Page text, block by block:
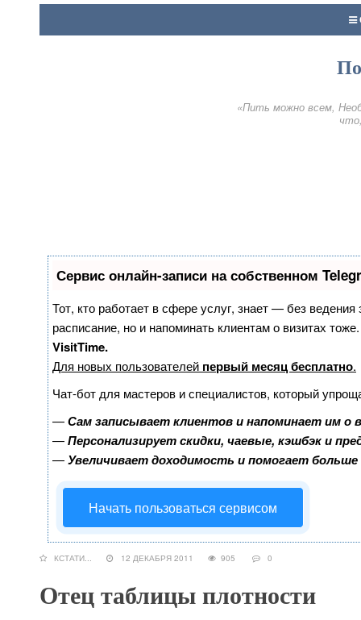
«Пить можно всем,
Сервис онлайн-записи на собственном
Тот, кто работает в сфере услуг, знает — без
расписание, но и напоминать клиентам о визитах
VisitTime.
Для новых пользователей первый месяц бесплатно.
Чат-бот для мастеров и специалистов, который
—Сам записывает клиентов и напоминает им о
—Персонализирует скидки, чаевые, кэшбэк и
—Увеличивает доходимость и помогает
Начать пользоваться сервисом
КСТАТИ... 12 ДЕКАБРЯ 2011 905 0
Отец таблицы плотности